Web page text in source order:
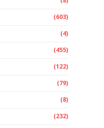
(603)
(4)
(455)
(122)
(79)
(8)
(232)